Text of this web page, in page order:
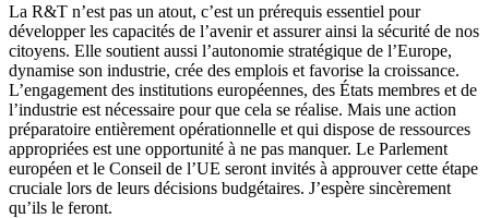
La R&T n’est pas un atout, c’est un prérequis essentiel pour
développer les capacités de l’avenir et assurer ainsi la sécurité de nos
citoyens. Elle soutient aussi l’autonomie stratégique de l’Europe,
dynamise son industrie, crée des emplois et favorise la croissance.
L’engagement des institutions européennes, des États membres et de
l’industrie est nécessaire pour que cela se réalise. Mais une action
préparatoire entièrement opérationnelle et qui dispose de ressources
appropriées est une opportunité à ne pas manquer. Le Parlement
européen et le Conseil de l’UE seront invités à approuver cette étape
cruciale lors de leurs décisions budgétaires. J’espère sincèrement
qu’ils le feront.